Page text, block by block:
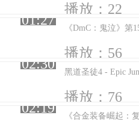
播放：22
01:27
《DmC：鬼泣》
播放：56
02:30
黑道圣徒4 - Epic
播放：76
02:19
《合金装备崛起：